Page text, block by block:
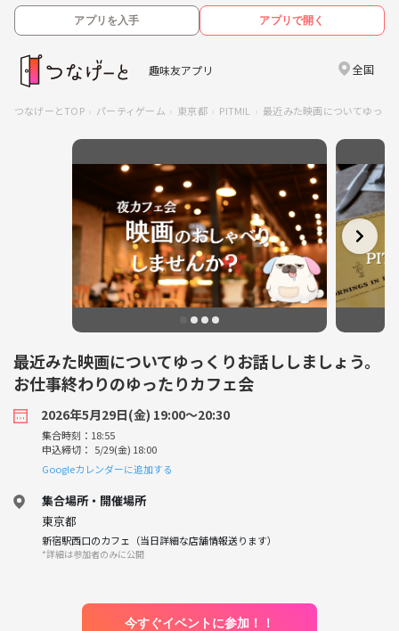
アプリを入手 アプリで開く
趣味友アプリ 全国
つなげーとTOP パーティゲーム 東京都 PITMIL 最近みた映画についてゆっく
最近みた映画についてゆっくりお話ししましょう。
お仕事終わりのゆったりカフェ会
2026年5月29日(金) 19:00〜20:30
集合時刻：18:55
申込締切： 5/29(金) 18:00
Googleカレンダーに追加する
集合場所・開催場所
東京都
新宿駅西口のカフェ（当日詳細な店舗情報送ります）
*詳細は参加者のみに公開
今すぐイベントに参加！！